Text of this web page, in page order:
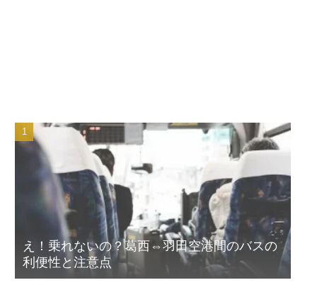
え！乗れないの？葛西⇔羽田空港間のバスの
利便性と注意点